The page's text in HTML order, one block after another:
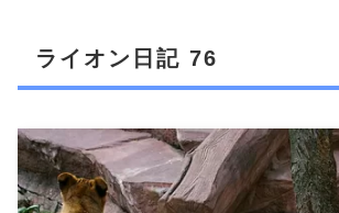
ライオン日記 76